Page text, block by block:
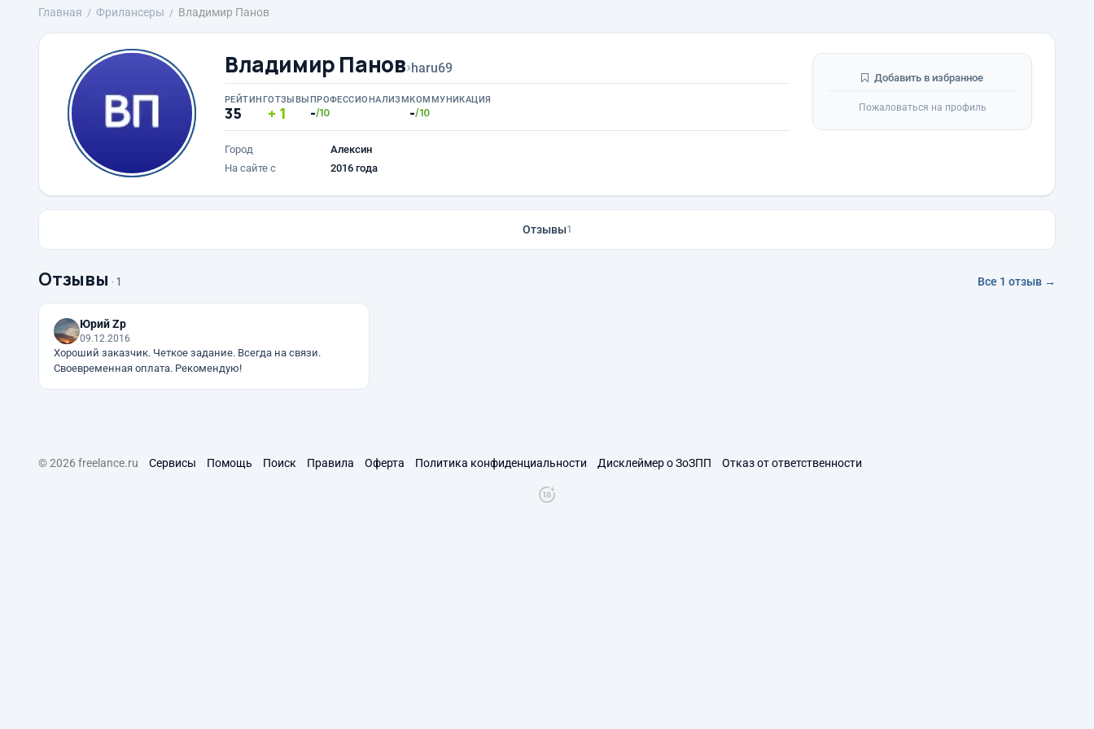
Главная Фрилансеры Владимир Панов
Владимир Панов›haru69
РЕЙТИНГ
35
ОТЗЫВЫ
1
ПРОФЕССИОНАЛИЗМ
-/10
КОММУНИКАЦИЯ
-/10
Город
Алексин
На сайте с
2016 года
Добавить в избранное
Пожаловаться на профиль
Отзывы1
Отзывы · 1 Все 1 отзыв →
Юрий Zp
09.12.2016
Хороший заказчик. Четкое задание. Всегда на связи.
Своевременная оплата. Рекомендую!
© 2026 freelance.ru Сервисы Помощь Поиск Правила Оферта Политика конфиденциальности Дисклеймер о ЗоЗПП Отказ от ответственности